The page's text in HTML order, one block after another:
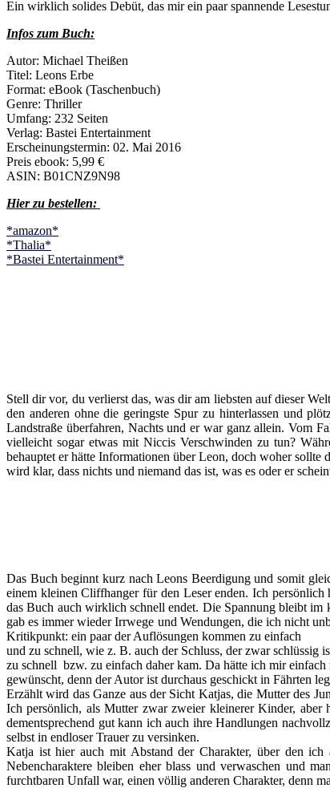
Ein wirklich solides Debüt, das mir ein paar spannende
Infos zum Buch:
Autor: Michael Theißen
Titel: Leons Erbe
Format: eBook (Taschenbuch)
Genre: Thriller
Umfang: 232 Seiten
Verlag: Bastei Entertainment
Erscheinungstermin: 02. Mai 2016
Preis ebook: 5,99 €
ASIN: B01CNZ9N98
Hier zu bestellen:
*amazon*
*Thalia*
*Bastei Entertainment*
Stell dir vor, du verlierst das, was dir am liebsten auf dieser
den anderen ohne die geringste Spur zu hinterlassen und
Landstraße überfahren, Nachts und er war ganz allein. Vom
vielleicht sogar etwas mit Niccis Verschwinden zu tun?
behauptet er hätte Informationen über Leon, doch woher sollte
wird klar, dass nichts und niemand das ist, was es oder er
Das Buch beginnt kurz nach Leons Beerdigung und somit
einem kleinen Cliffhanger für den Leser enden. Ich
das Buch auch wirklich schnell endet. Die Spannung bleibt im
gab es immer wieder Irrwege und Wendungen, die ich nicht
Kritikpunkt: ein paar der Auflösungen kommen zu einfach
und zu schnell, wie z. B. auch der Schluss, der zwar schlüssig
zu schnell bzw. zu einfach daher kam. Da hätte ich mir einfach
gewünscht, denn der Autor ist durchaus geschickt in Fährten
Erzählt wird das Ganze aus der Sicht Katjas, die Mutter des
Ich persönlich, als Mutter zwar zweier kleinerer Kinder,
dementsprechend gut kann ich auch ihre Handlungen
selbst in endloser Trauer zu versinken.
Katja ist hier auch mit Abstand der Charakter, über den
Nebencharaktere bleiben eher blass und verwaschen und
furchtbaren Unfall war, einen völlig anderen Charakter, denn